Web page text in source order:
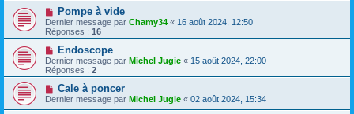
Pompe à vide
Dernier message par Chamy34 « 16 août 2024, 12:50
Réponses : 16
Endoscope
Dernier message par Michel Jugie « 15 août 2024, 22:00
Réponses : 2
Cale à poncer
Dernier message par Michel Jugie « 02 août 2024, 15:34